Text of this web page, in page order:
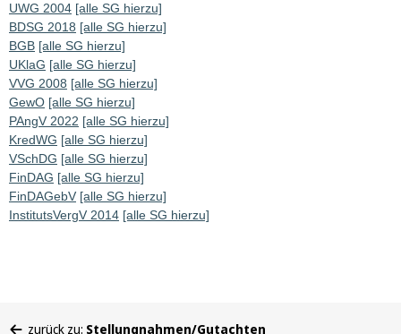
UWG 2004 [alle SG hierzu]
BDSG 2018 [alle SG hierzu]
BGB [alle SG hierzu]
UKlaG [alle SG hierzu]
VVG 2008 [alle SG hierzu]
GewO [alle SG hierzu]
PAngV 2022 [alle SG hierzu]
KredWG [alle SG hierzu]
VSchDG [alle SG hierzu]
FinDAG [alle SG hierzu]
FinDAGebV [alle SG hierzu]
InstitutsVergV 2014 [alle SG hierzu]
zurück zu: Stellungnahmen/Gutachten